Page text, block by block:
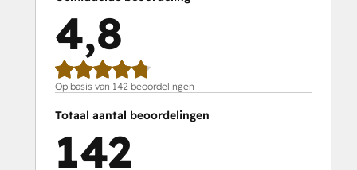
Salesforce Integration Certification
SEO
SEO II
Service Hub Software
Course
Social Media Marketing Certification II
4,8
Op basis van 142 beoordelingen
Totaal aantal beoordelingen
142